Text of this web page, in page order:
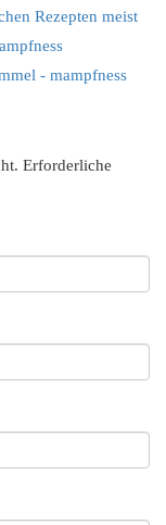
Rezepten meist
- mampfness
Erforderliche